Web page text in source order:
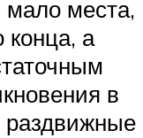
мало места,
конца, а
в
раздвижные